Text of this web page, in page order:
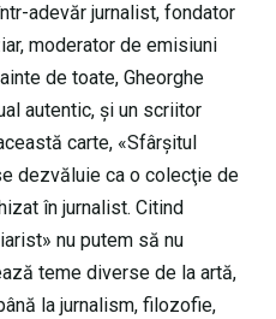
adevăr jurnalist, fondator
moderator de emisiuni
de toate, Gheorghe
autentic, şi un scriitor
carte, «Sfârşitul
dezvăluie ca o colecţie de
în jurnalist. Citind
nu putem să nu
teme diverse de la artă,
la jurnalism, filozofie,